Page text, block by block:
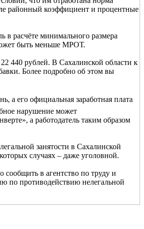
районный коэффициент и процентные
расчёте минимального размера
быть меньше МРОТ.
440 рублей. В Сахалинской области к
Более подробно об этом вы
а его официальная заработная плата
нарушение может
а работодатель таким образом
занятости в Сахалинской
случаях – даже уголовной.
в агентство по труду и
по противодействию нелегальной